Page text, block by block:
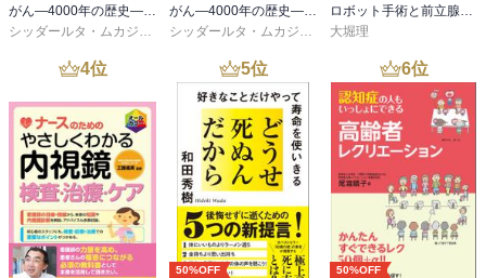
がん―4000年の歴史― 決定版 下 予防・発見・治療の未来
シッダールタ・ムカジー
田中文
がん―4000年の歴史― 決定版 上 「病の皇帝」との攻防
シッダールタ・ムカジー
田中文
ロボット手術と前立腺がん
大堀理
4位 5位
50%OFF
6位
50%OFF